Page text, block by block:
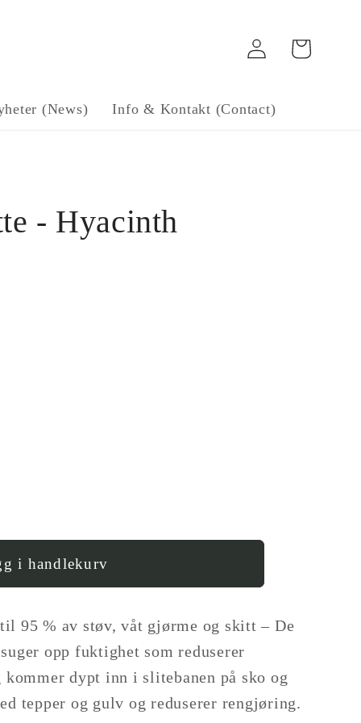
(News) Info & Kontakt (Contact)
Log
in
Handlekurv
- Hyacinth
i handlekurv
95 % av støv, våt gjørme og skitt – De
opp fuktighet som reduserer
dypt inn i slitebanen på sko og
tepper og gulv og reduserer rengjøring.